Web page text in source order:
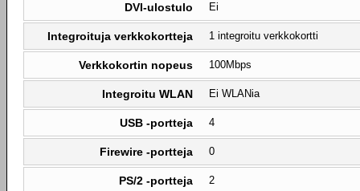
DVI-ulostulo Ei
Integroituja verkkokortteja 1 integroitu verkkokortti
Verkkokortin nopeus 100Mbps
Integroitu WLAN Ei WLANia
USB -portteja 4
Firewire -portteja 0
PS/2 -portteja 2